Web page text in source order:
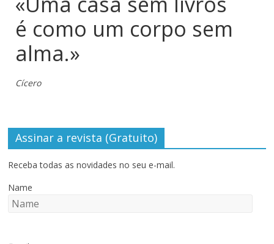
é como um corpo sem
alma.»
Cícero
Assinar a revista (Gratuito)
Receba todas as novidades no seu e-mail.
Name